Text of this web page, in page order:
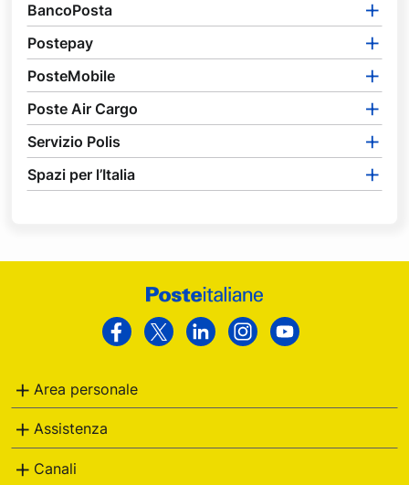
BancoPosta
Postepay
PosteMobile
Poste Air Cargo
Servizio Polis
Spazi per l’Italia
Facebook
Twitter LinkedinInstagram
Area personale
Assistenza
Canali